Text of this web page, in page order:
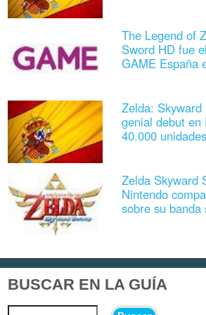
The Legend of
Sword HD fue
GAME España
Zelda:
genial debut en
40.000 unidades
Zelda Skyward
Nintendo
sobre su banda
BUSCAR EN LA GUÍA